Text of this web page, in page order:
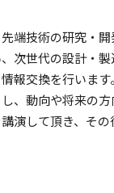
端技術の研究・
次世代の設計・
報交換を行いま
、動向や将来の
演して頂き、そ